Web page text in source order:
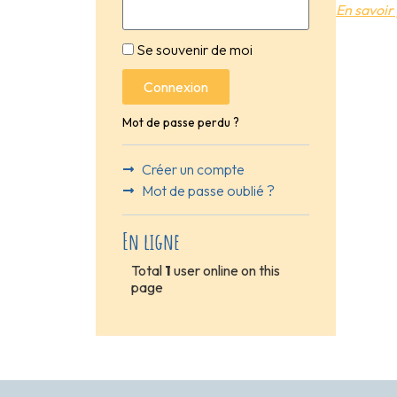
Se souvenir de moi
Connexion
Mot de passe perdu ?
Créer un compte
Mot de passe oublié ?
En ligne
Total 1 user online on this
page
En savoir